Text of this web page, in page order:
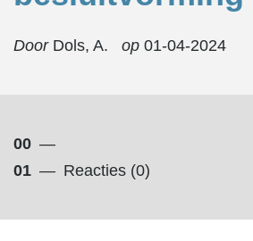
Door Dols, A. op 01-04-2024
00 —
01 — Reacties (0)